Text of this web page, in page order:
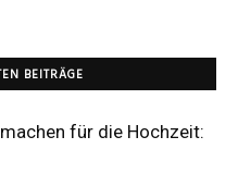
BEITRÄGE
für die Hochzeit: